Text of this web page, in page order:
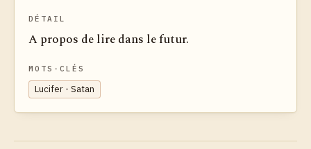
DÉTAIL
A propos de lire dans le futur.
MOTS-CLÉS
Lucifer - Satan